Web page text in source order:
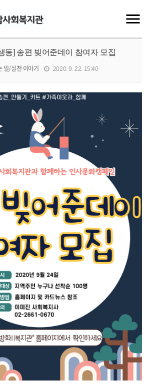
동] 송편 빚어준데이 참여자 모집
일/실천 이야기 2020. 9. 22. 15:40